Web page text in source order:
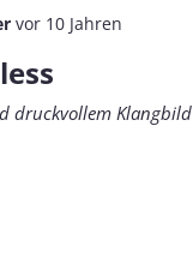
vor 10 Jahren
druckvollem Klangbild